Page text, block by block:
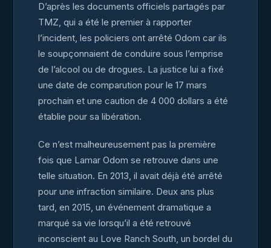
D’après les documents officiels partagés par
TMZ, qui a été le premier à rapporter
l’incident, les policiers ont arrêté Odom car ils
le soupçonnaient de conduire sous l’emprise
de l’alcool ou de drogues. La justice lui a fixé
une date de comparution pour le 17 mars
prochain et une caution de 4 000 dollars a été
établie pour sa libération.
Ce n’est malheureusement pas la première
fois que Lamar Odom se retrouve dans une
telle situation. En 2013, il avait déjà été arrêté
pour une infraction similaire. Deux ans plus
tard, en 2015, un événement dramatique a
marqué sa vie lorsqu’il a été retrouvé
inconscient au Love Ranch South, un bordel du